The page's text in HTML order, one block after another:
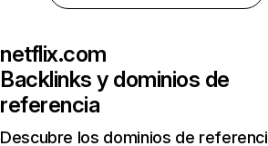
netflix.com
Backlinks y dominios de
referencia
Descubre los dominios de